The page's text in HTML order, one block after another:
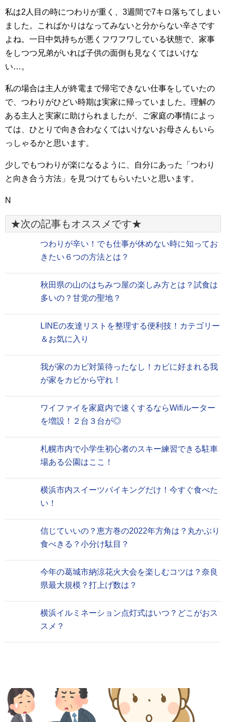
私は2人目の時につわりが重く、3週間で7キロ落ちてしまい
ました。こればかりはなってみないと分からない辛さです
よね。一日中気持ちが悪くフワフワしている状態で、家事
をしつつ兄弟がいれば子供の面倒も見なくてはいけな
い…。
私の場合は主人が終電まで帰宅できない仕事をしていたの
で、つわりがひどい時期は実家に帰っていました。理解の
ある主人と実家に助けられましたが、ご家庭の事情によっ
ては、ひとりで向き合わなくてはいけないお母さんもいら
っしゃるかと思います。
少しでもつわりが楽になるように、自分にあった「つわり
と向き合う方法」を見つけてもらいたいと思います。
N
★次の記事もオススメです★
つわりが辛い！でも仕事が休めない時に知ってお
きたい６つの方法とは？
秋田県の山のはちみつ屋の楽しみ方とは？試食は
多いの？甘党の聖地？
LINEの友達リストを整理する便利技！カテゴリー
＆お気に入り
我が家のカビ対策待ったなし！カビに好まれる我
が家をカビから守れ！
ワイファイを家庭内で速くするならWifiルーター
を増設！２台３台が◎
札幌市内で小学生初心者のスキー練習できる駐車
場ある公園はここ！
横浜市内スイーツバイキングだけ！今すぐ食べた
い！
信じていいの？恵方巻の2022年方角は？丸かぶり
食べきる？小分け駄目？
今年の葛城市納涼花火大会を楽しむコツは？奈良
県最大規模？打上げ数は？
横浜イルミネーション点灯式はいつ？どこがおス
スメ？